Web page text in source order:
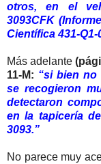
otros, en el
3093CFK
Científica 431-Q1-
Más adelante
11-M: “si bien no
se recogieron
detectaron
en la tapicería
3093.”
No parece muy